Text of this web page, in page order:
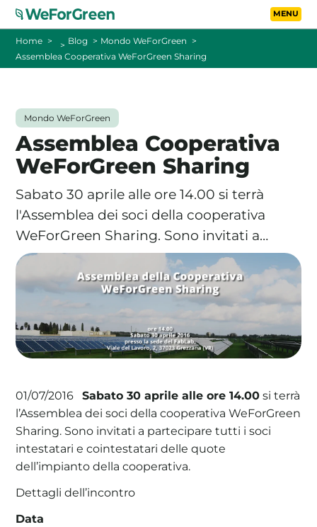
Vai al contenuto
La tua cooperativa energetica sostenibile
Area Soci| Aderisci a WeForGreen
TARIFFE
FOTOVOLTAICO A DISTANZA
FAQ
BLOG
CONTATTI
PASSA A WEFORGREEN
Home Blog
Mondo WeForGreen
Assemblea Cooperativa WeForGreen Sharing
Mondo WeForGreen
Assemblea Cooperativa
WeForGreen Sharing
Sabato 30 aprile alle ore 14.00 si terrà
l'Assemblea dei soci della cooperativa
WeForGreen Sharing. Sono invitati a…
01/07/2016 Sabato 30 aprile alle ore 14.00 si terrà
l’Assemblea dei soci della cooperativa WeForGreen
Sharing. Sono invitati a partecipare tutti i soci
intestatari e cointestatari delle quote
dell’impianto della cooperativa.
Dettagli dell’incontro
Data